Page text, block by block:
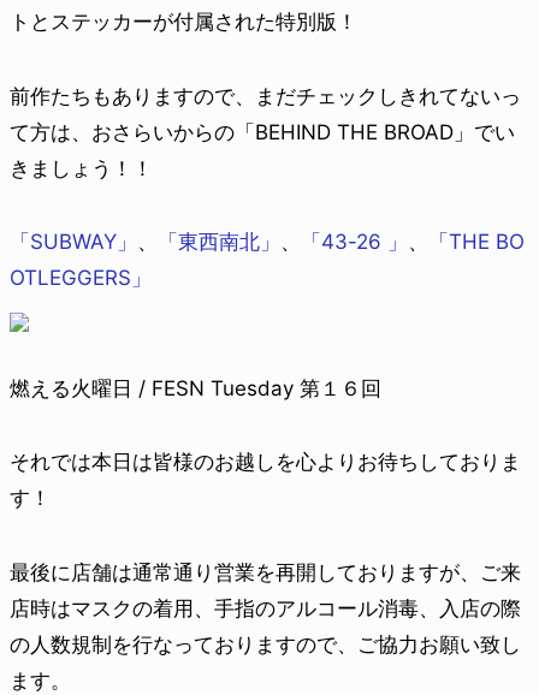
トとステッカーが付属された特別版！
前作たちもありますので、まだチェックしきれてないっ
て方は、おさらいからの「BEHIND THE BROAD」でい
きましょう！！
「SUBWAY」 、 「東西南北」 、 「43-26 」 、
「THE BO
OTLEGGERS」
燃える火曜日 / FESN Tuesday 第１６回
それでは本日は皆様のお越しを心よりお待ちしておりま
す！
最後に店舗は通常通り営業を再開しておりますが、ご来
店時はマスクの着用、手指のアルコール消毒、入店の際
の人数規制を行なっておりますので、ご協力お願い致し
ます。